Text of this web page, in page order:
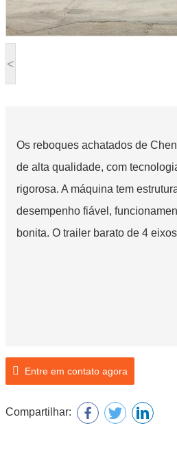
<
Os reboques achatados de
de alta qualidade, com
rigorosa. A máquina tem
desempenho fiável,
bonita. O trailer barato de 4
Entre em contato agora
Compartilhar: